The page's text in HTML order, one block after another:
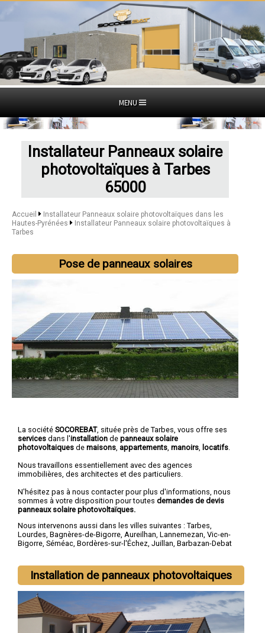
MENU
Installateur Panneaux solaire
photovoltaïques à Tarbes
65000
Accueil
Installateur Panneaux solaire photovoltaïques dans les
Hautes-Pyrénées
Installateur Panneaux solaire photovoltaïques à
Tarbes
Pose de panneaux solaires
La société SOCOREBAT, située près de Tarbes, vous offre ses
services dans l'installation de panneaux solaire
photovoltaiques de maisons appartements manoirs locatifs
Nous travaillons essentiellement avec des agences
immobilières, des architectes et des particuliers.
N'hésitez pas à nous contacter pour plus d'informations, nous
sommes à votre disposition pour toutes demandes de devis
panneaux solaire photovoltaïques.
Nous intervenons aussi dans les villes suivantes : Tarbes,
Lourdes, Bagnères-de-Bigorre, Aureilhan, Lannemezan, Vic-en-
Bigorre, Séméac, Bordères-sur-l'Échez, Juillan, Barbazan-Debat
Installation de panneaux photovoltaiques